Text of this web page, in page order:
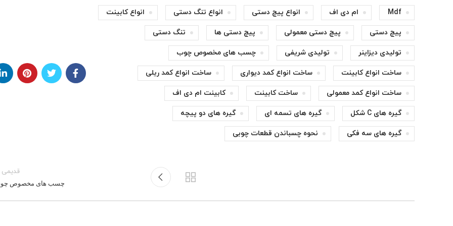
Mdf ام دی اف انواع پیچ دستی انواع تنگ دستی انواع کابینت
پیچ دستی پیچ دستی معمولی پیچ دستی ها تنگ دستی
تولیدی دیزاینر تولیدی شریفی چسب های مخصوص چوب
ساخت انواع کابینت ساخت انواع کمد دیواری ساخت انواع کمد ریلی
ساخت انواع کمد معمولی ساخت کابینت کابینت ام دی اف
گیره های C شکل گیره های تسمه ای گیره های دو پیچه
گیره های سه فکی نحوه چسباندن قطعات چوبی
قدیمی
چسب های مخصوص